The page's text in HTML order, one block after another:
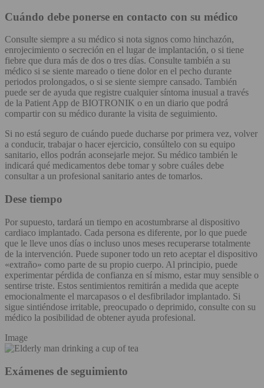
Cuándo debe ponerse en contacto con su médico
Consulte siempre a su médico si nota signos como hinchazón,
enrojecimiento o secreción en el lugar de implantación, o si tiene
fiebre que dura más de dos o tres días. Consulte también a su
médico si se siente mareado o tiene dolor en el pecho durante
periodos prolongados, o si se siente siempre cansado. También
puede ser de ayuda que registre cualquier síntoma inusual a través
de la Patient App de BIOTRONIK o en un diario que podrá
compartir con su médico durante la visita de seguimiento.
Si no está seguro de cuándo puede ducharse por primera vez, volver
a conducir, trabajar o hacer ejercicio, consúltelo con su equipo
sanitario, ellos podrán aconsejarle mejor. Su médico también le
indicará qué medicamentos debe tomar y sobre cuáles debe
consultar a un profesional sanitario antes de tomarlos.
Dese tiempo
Por supuesto, tardará un tiempo en acostumbrarse al dispositivo
cardiaco implantado. Cada persona es diferente, por lo que puede
que le lleve unos días o incluso unos meses recuperarse totalmente
de la intervención. Puede suponer todo un reto aceptar el dispositivo
«extraño» como parte de su propio cuerpo. Al principio, puede
experimentar pérdida de confianza en sí mismo, estar muy sensible o
sentirse triste. Estos sentimientos remitirán a medida que acepte
emocionalmente el marcapasos o el desfibrilador implantado. Si
sigue sintiéndose irritable, preocupado o deprimido, consulte con su
médico la posibilidad de obtener ayuda profesional.
Image
Exámenes de seguimiento